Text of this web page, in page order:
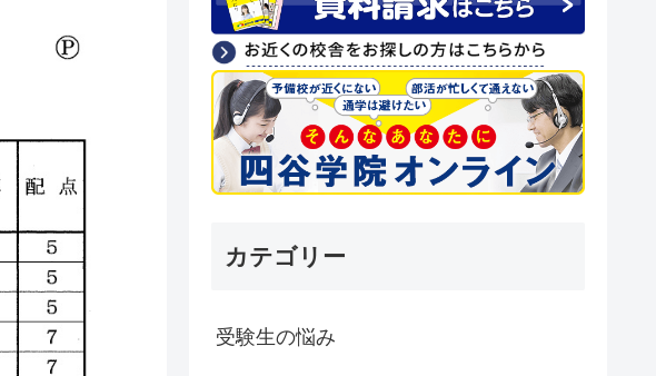
カテゴリー
受験生の悩み